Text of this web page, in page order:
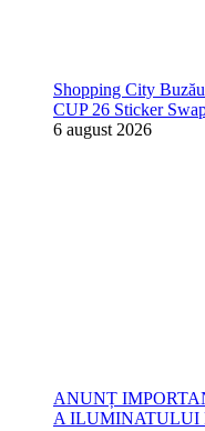
Shopping City
CUP 26 Sticker
6 august 2026
ANUNȚ
A ILUMINATULUI